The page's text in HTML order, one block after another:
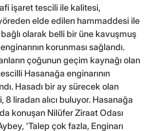
işaret tescili ile kalitesi,
elde edilen hammaddesi ile
olarak belli bir üne kavuşmuş
korunması sağlandı.
çoğunun geçim kaynağı olan
Hasanağa enginarının
Hasadı bir ay sürecek olan
8 liradan alıcı buluyor. Hasanağa
konuşan Nilüfer Ziraat Odası
'Talep çok fazla, Enginarı